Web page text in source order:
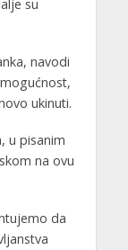
su
navodi
ukinuti.
u pisanim
na ovu
da